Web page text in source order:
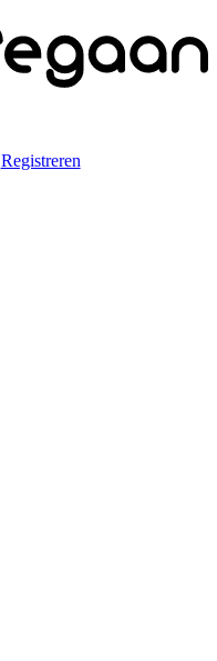
Registreren